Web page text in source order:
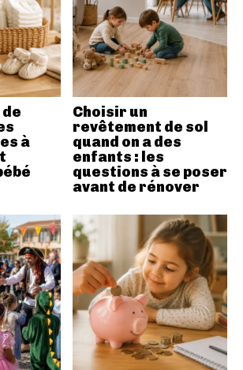
à
Choisir un
revêtement de sol
quand on a des
enfants : les
questions à se poser
avant de rénover